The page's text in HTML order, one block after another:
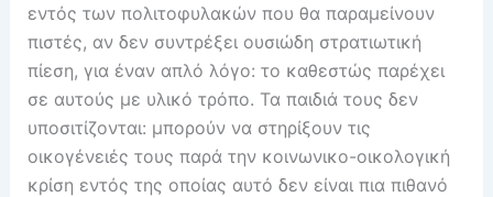
εντός των πολιτοφυλακών που θα παραμείνουν
πιστές, αν δεν συντρέξει ουσιώδη στρατιωτική
πίεση, για έναν απλό λόγο: το καθεστώς παρέχει
σε αυτούς με υλικό τρόπο. Τα παιδιά τους δεν
υποσιτίζονται: μπορούν να στηρίξουν τις
οικογένειές τους παρά την κοινωνικο-οικολογική
κρίση εντός της οποίας αυτό δεν είναι πια πιθανό